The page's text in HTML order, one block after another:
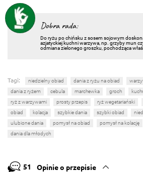
Dobra rada:
Do ryżu po chińsku z sosem sojowym
azjatyckiej kuchni warzywa, np. grzyby mun
odmiana zielonego groszku, pochodząca
Tagi: niedzielny obiad dania z ryżu na obiad
dania z ryżem
cebula marchewka groch
ryż z warzywami
prosty przepis ryż wegetariański
obiad
kolacja szybkie dania szybki obiad
ulubione dania
pomysł na obiad pomysł na kolację
dania dla młodych
51 Opinie o przepisie